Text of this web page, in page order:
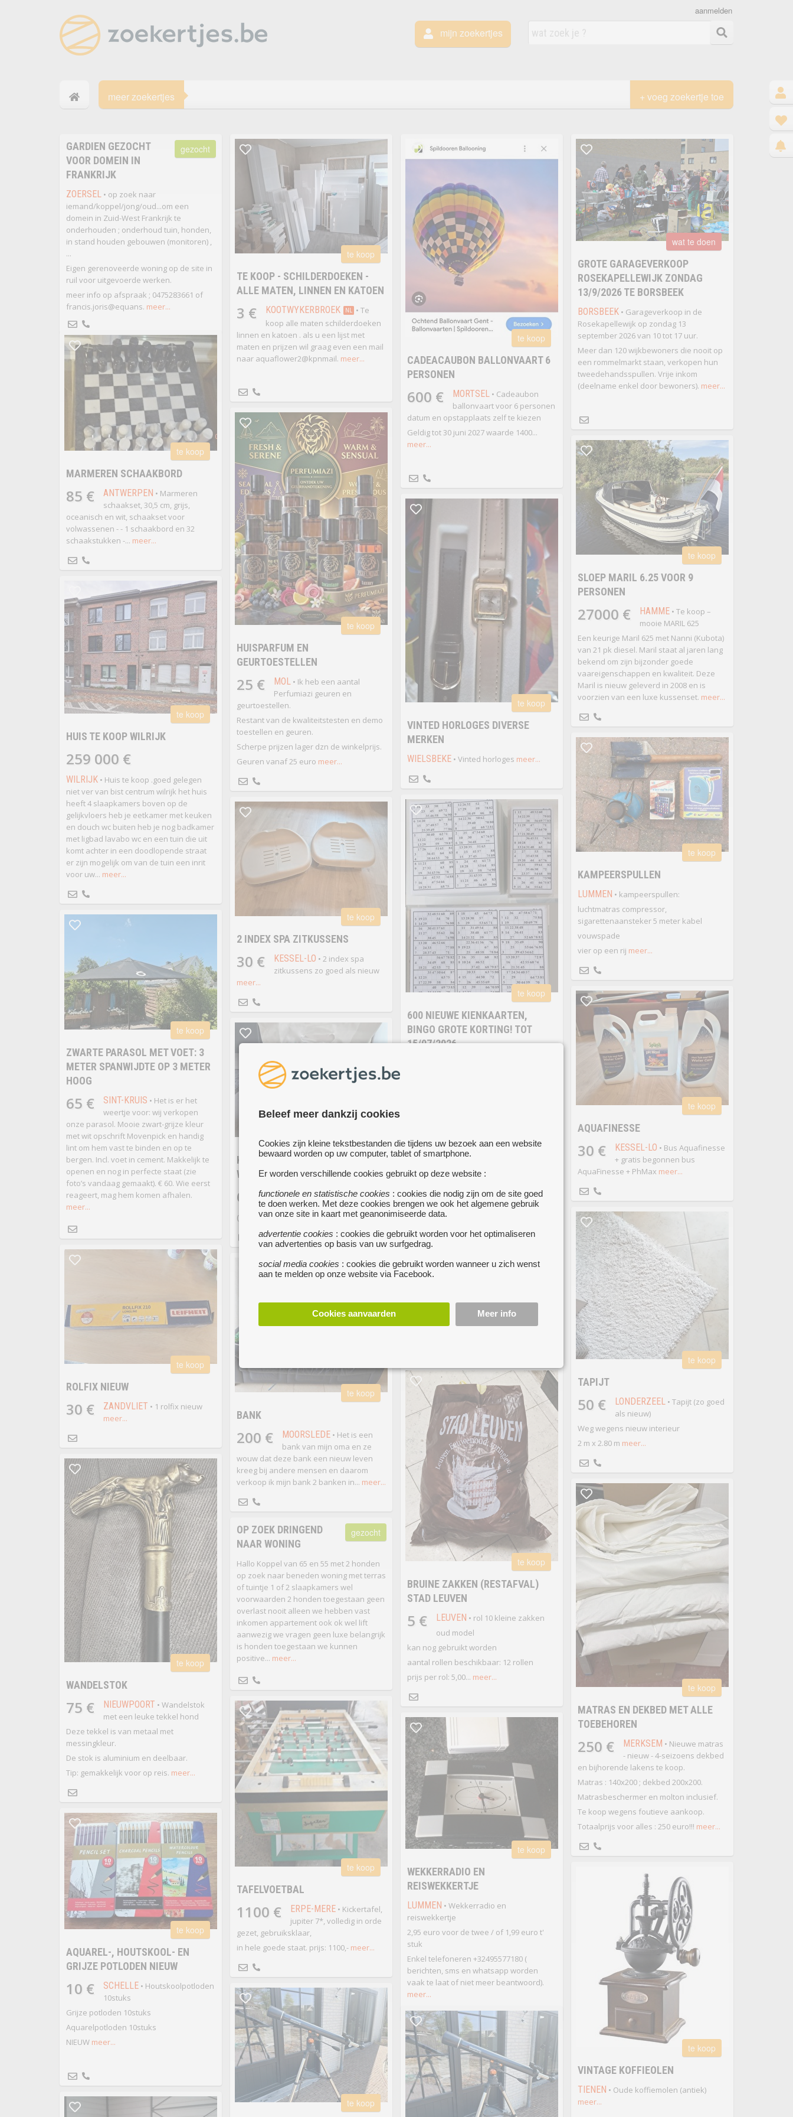
Beleef meer dankzij cookies
Cookies zijn kleine tekstbestanden die tijdens uw bezoek aan een website
bewaard worden op uw computer, tablet of smartphone.
Er worden verschillende cookies gebruikt op deze website :
functionele en statistische cookies : cookies die nodig zijn om de site goed
te doen werken. Met deze cookies brengen we ook het algemene gebruik
van onze site in kaart met geanonimiseerde data.
advertentie cookies : cookies die gebruikt worden voor het optimaliseren
van advertenties op basis van uw surfgedrag.
social media cookies : cookies die gebruikt worden wanneer u zich wenst
aan te melden op onze website via Facebook.
Cookies aanvaarden Meer info
mijn zoekertjes
aanmelden
meer zoekertjes + voeg zoekertje toe
gezocht
GARDIEN GEZOCHT
VOOR DOMEIN IN
FRANKRIJK
ZOERSEL • op zoek naar
iemand/koppel/jong/oud...om een
domein in Zuid-West Frankrijk te
onderhouden ; onderhoud tuin, honden,
in stand houden gebouwen (monitoren) ,
...
Eigen gerenoveerde woning op de site in
ruil voor uitgevoerde werken.
meer info op afspraak ; 0475283661 of
francis.joris@equans. meer...
te koop
TE KOOP - SCHILDERDOEKEN -
ALLE MATEN, LINNEN EN KATOEN
3 € KOOTWYKERBROEK NL • Te
koop alle maten schilderdoeken
linnen en katoen . als u een lijst met
maten en prijzen wil graag even een mail
naar aquaflower2@kpnmail. meer...
te koop
CADEACAUBON BALLONVAART 6
PERSONEN
600 € MORTSEL • Cadeaubon
ballonvaart voor 6 personen
datum en opstapplaats zelf te kiezen
Geldig tot 30 juni 2027 waarde 1400...
meer...
wat te doen
GROTE GARAGEVERKOOP
ROSEKAPELLEWIJK ZONDAG
13/9/2026 TE BORSBEEK
BORSBEEK • Garageverkoop in de
Rosekapellewijk op zondag 13
september 2026 van 10 tot 17 uur.
Meer dan 120 wijkbewoners die nooit op
een rommelmarkt staan, verkopen hun
tweedehandsspullen. Vrije inkom
(deelname enkel door bewoners). meer...
te koop
MARMEREN SCHAAKBORD
85 € ANTWERPEN • Marmeren
schaakset, 30,5 cm, grijs,
oceanisch en wit, schaakset voor
volwassenen - - 1 schaakbord en 32
schaakstukken -... meer...
te koop
HUISPARFUM EN
GEURTOESTELLEN
25 € MOL • Ik heb een aantal
Perfumiazi geuren en
geurtoestellen.
Restant van de kwaliteitstesten en demo
toestellen en geuren.
Scherpe prijzen lager dzn de winkelprijs.
Geuren vanaf 25 euro meer...
te koop
SLOEP MARIL 6.25 VOOR 9
PERSONEN
27000 € HAMME • Te koop –
mooie MARIL 625
Een keurige Maril 625 met Nanni (Kubota)
van 21 pk diesel. Maril staat al jaren lang
bekend om zijn bijzonder goede
vaareigenschappen en kwaliteit. Deze
Maril is nieuw geleverd in 2008 en is
voorzien van een luxe kussenset. meer...
te koop
VINTED HORLOGES DIVERSE
MERKEN
WIELSBEKE • Vinted horloges meer...
te koop
HUIS TE KOOP WILRIJK
259 000 €
WILRIJK • Huis te koop .goed gelegen
niet ver van bist centrum wilrijk het huis
heeft 4 slaapkamers boven op de
gelijkvloers heb je eetkamer met keuken
en douch wc buiten heb je nog badkamer
met ligbad lavabo wc en een tuin die uit
komt achter in een doodlopende straat
er zijn mogelijk om van de tuin een inrit
voor uw... meer...
te koop
KAMPEERSPULLEN
LUMMEN • kampeerspullen:
luchtmatras compressor,
sigarettenaansteker 5 meter kabel
vouwspade
vier op een rij meer...
te koop
600 NIEUWE KIENKAARTEN,
BINGO GROTE KORTING! TOT
15/07/2026
te koop
2 INDEX SPA ZITKUSSENS
30 € KESSEL-LO • 2 index spa
zitkussens zo goed als nieuw
meer...
te koop
ZWARTE PARASOL MET VOET: 3
METER SPANWIJDTE OP 3 METER
HOOG
65 € SINT-KRUIS • Het is er het
weertje voor: wij verkopen
onze parasol. Mooie zwart-grijze kleur
met wit opschrift Movenpick en handig
lint om hem vast te binden en op te
bergen. Incl. voet in cement. Makkelijk te
openen en nog in perfecte staat (zie
foto’s vandaag gemaakt). € 60. Wie eerst
reageert, mag hem komen afhalen.
meer...
te koop
AQUAFINESSE
30 € KESSEL-LO • Bus Aquafinesse
+ gratis begonnen bus
AquaFinesse + PhMax meer...
te koop
KINETICO ZOUT VOOR
WATERONTHARDER
6 € KESSEL-LO• Zout voor een
kinetico waterontharder. 6€/pak
(max 8 pakken)meer...
GEZOCHT : FOTO VAN
MIJN
OVERGROOTOUDERS
mijn overgrootouders.
op 05/05/1837 te Handzame en
overleden op 08/04/1892 te Handzame.
VEREECKE CLEMENTINE geboren op
30/03/1841 te Kortemark en overleden op
te koop
TAPIJT
50 € LONDERZEEL • Tapijt (zo goed
als nieuw)
Weg wegens nieuw interieur
2 m x 2.80 m meer...
te koop
ROLFIX NIEUW
30 € ZANDVLIET • 1 rolfix nieuw
meer...
te koop
BANK
200 € MOORSLEDE • Het is een
bank van mijn oma en ze
wouw dat deze bank een nieuw leven
kreeg bij andere mensen en daarom
verkoop ik mijn bank 2 banken in... meer...
te koop
BRUINE ZAKKEN (RESTAFVAL)
STAD LEUVEN
5 € LEUVEN • rol 10 kleine zakken
oud model
kan nog gebruikt worden
aantal rollen beschikbaar: 12 rollen
prijs per rol: 5,00... meer...
te koop
WANDELSTOK
75 € NIEUWPOORT • Wandelstok
met een leuke tekkel hond
Deze tekkel is van metaal met
messingkleur.
De stok is aluminium en deelbaar.
Tip: gemakkelijk voor op reis. meer...
te koop
MATRAS EN DEKBED MET ALLE
TOEBEHOREN
250 € MERKSEM • Nieuwe matras
- nieuw - 4-seizoens dekbed
en bijhorende lakens te koop.
Matras : 140x200 ; dekbed 200x200.
Matrasbeschermer en molton inclusief.
Te koop wegens foutieve aankoop.
Totaalprijs voor alles : 250 euro!!! meer...
gezocht
OP ZOEK DRINGEND
NAAR WONING
Hallo Koppel van 65 en 55 met 2 honden
op zoek naar beneden woning met terras
of tuintje 1 of 2 slaapkamers wel
voorwaarden 2 honden toegestaan geen
overlast nooit alleen we hebben vast
inkomen appartement ook ok wel lift
aanwezig we vragen geen luxe belangrijk
is honden toegestaan we kunnen
positive... meer...
te koop
TAFELVOETBAL
1100 € ERPE-MERE • Kickertafel,
jupiter 7*, volledig in orde
gezet, gebruiksklaar,
in hele goede staat. prijs: 1100,- meer...
te koop
WEKKERRADIO EN
REISWEKKERTJE
LUMMEN • Wekkerradio en
reiswekkertje
2,95 euro voor de twee / of 1,99 euro t'
stuk
Enkel telefoneren +32495577180 (
berichten, sms en whatsapp worden
vaak te laat of niet meer beantwoord).
meer...
te koop
AQUAREL-, HOUTSKOOL- EN
GRIJZE POTLODEN NIEUW
10 € SCHELLE • Houtskoolpotloden
10stuks
Grijze potloden 10stuks
Aquarelpotloden 10stuks
NIEUW meer... te koop
VINTAGE KOFFIEOLEN
TIENEN • Oude koffiemolen (antiek)
meer...
te koop